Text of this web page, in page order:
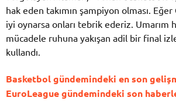
hak eden takımın şampiyon olması.
iyi oynarsa onları tebrik ederiz. Umarım
mücadele ruhuna yakışan adil bir final
kullandı.
Basketbol gündemindeki en son
EuroLeague gündemindeki son